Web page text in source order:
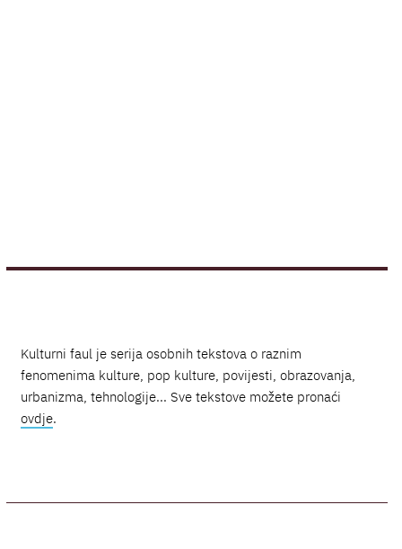
Kulturni faul je serija osobnih tekstova o raznim
fenomenima kulture, pop kulture, povijesti, obrazovanja,
urbanizma, tehnologije... Sve tekstove možete pronaći
ovdje.